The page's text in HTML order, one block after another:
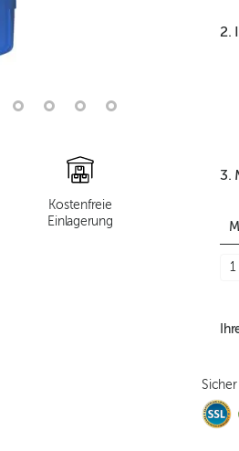
Kostenfreie
Einlagerung
2.
3.
1